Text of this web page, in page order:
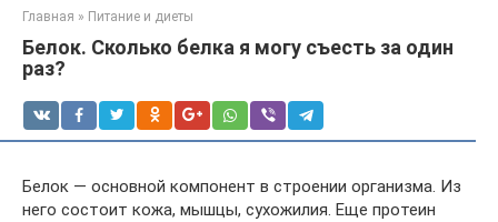
Главная » Питание и диеты
Белок. Сколько белка я могу съесть за один
раз?
Белок — основной компонент в строении организма. Из
него состоит кожа, мышцы, сухожилия. Еще протеин